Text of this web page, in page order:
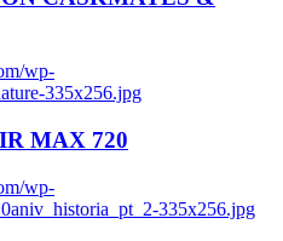
wp-
335x256.jpg
MAX 720
wp-
335x256.jpg